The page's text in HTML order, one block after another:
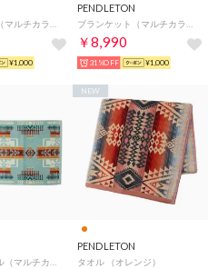
¥1,000
PENDLETON
￥8,990
31%OFF ¥1,000
PENDLETON
タオル （オレンジ）
NEW